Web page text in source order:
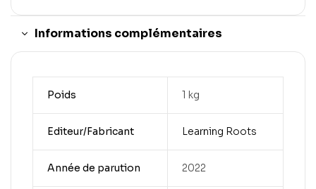
Informations complémentaires
Poids 1 kg
Editeur/Fabricant Learning Roots
Année de parution 2022